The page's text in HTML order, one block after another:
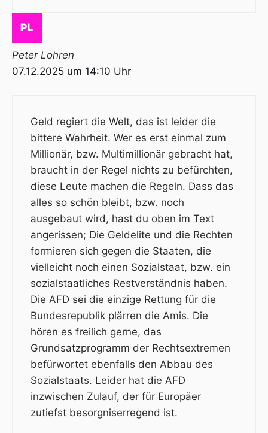
Peter Lohren
07.12.2025 um 14:10 Uhr
Geld regiert die Welt, das ist leider die
bittere Wahrheit. Wer es erst einmal zum
Millionär, bzw. Multimillionär gebracht hat,
braucht in der Regel nichts zu befürchten,
diese Leute machen die Regeln. Dass das
alles so schön bleibt, bzw. noch
ausgebaut wird, hast du oben im Text
angerissen; Die Geldelite und die Rechten
formieren sich gegen die Staaten, die
vielleicht noch einen Sozialstaat, bzw. ein
sozialstaatliches Restverständnis haben.
Die AFD sei die einzige Rettung für die
Bundesrepublik plärren die Amis. Die
hören es freilich gerne, das
Grundsatzprogramm der Rechtsextremen
befürwortet ebenfalls den Abbau des
Sozialstaats. Leider hat die AFD
inzwischen Zulauf, der für Europäer
zutiefst besorgniserregend ist.